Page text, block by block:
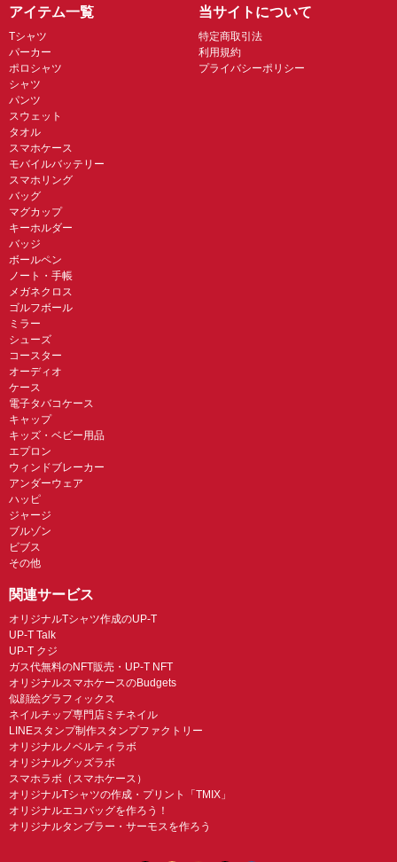
アイテム一覧
Tシャツ
パーカー
ポロシャツ
シャツ
パンツ
スウェット
タオル
スマホケース
モバイルバッテリー
スマホリング
バッグ
マグカップ
キーホルダー
バッジ
ボールペン
ノート・手帳
メガネクロス
ゴルフボール
ミラー
シューズ
コースター
オーディオ
ケース
電子タバコケース
キャップ
キッズ・ベビー用品
エプロン
ウィンドブレーカー
アンダーウェア
ハッピ
ジャージ
ブルゾン
ビブス
その他
当サイトについて
特定商取引法
利用規約
プライバシーポリシー
関連サービス
オリジナルTシャツ作成のUP-T
UP-T Talk
UP-T クジ
ガス代無料のNFT販売・UP-T NFT
オリジナルスマホケースのBudgets
似顔絵グラフィックス
ネイルチップ専門店ミチネイル
LINEスタンプ制作スタンプファクトリー
オリジナルノベルティラボ
オリジナルグッズラボ
スマホラボ（スマホケース）
オリジナルTシャツの作成・プリント「TMIX」
オリジナルエコバッグを作ろう！
オリジナルタンブラー・サーモスを作ろう